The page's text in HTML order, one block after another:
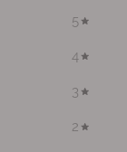
5
4
3
2